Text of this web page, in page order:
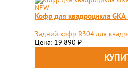
Кофр для квадроцикла
Задний кофр R304 для
Цена: 19 890 ₽